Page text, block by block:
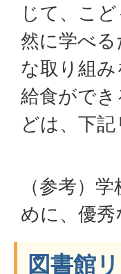
じて、こ
然に学べ
な取り組み
給食がで
どは、下
（参考）
めに、優
図書館